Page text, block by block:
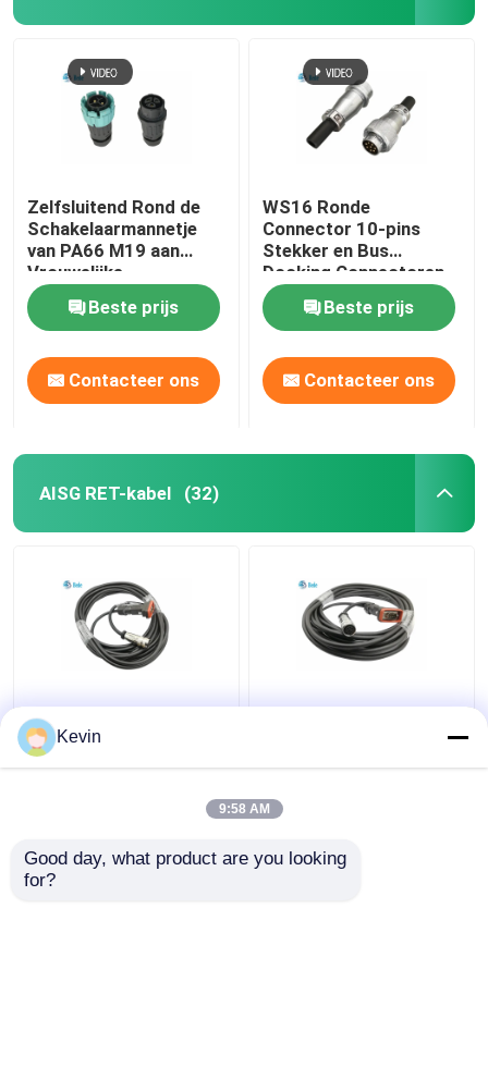
Zelfsluitend Rond de
Schakelaarmannetje
van PA66 M19 aan
Vrouwelijke
waterdichte IP68
Beste prijs
Contacteer ons
WS16 Ronde
Connector 10-pins
Stekker en Bus
Docking Connectoren
7~10 Pins 5A 400V
Beste prijs
Contacteer ons
AISG RET-kabel (32)
Waterdicht HUAWEI
AISG kabel DB9 tot
M16 8 pin vrouwelijk 5
AISG-kabels RET-
besturingskabel D-Sub
Kevin
9:58 AM
Good day, what product are you looking
for?